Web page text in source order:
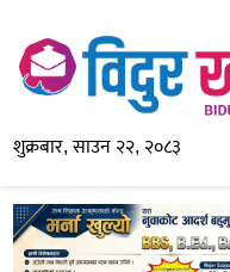
शुक्रबार, साउन २२, २०८३